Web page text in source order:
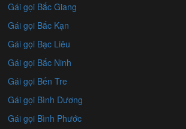
Gái gọi Bắc Giang
Gái gọi Bắc Kạn
Gái gọi Bạc Liêu
Gái gọi Bắc Ninh
Gái gọi Bến Tre
Gái gọi Bình Dương
Gái gọi Bình Phước